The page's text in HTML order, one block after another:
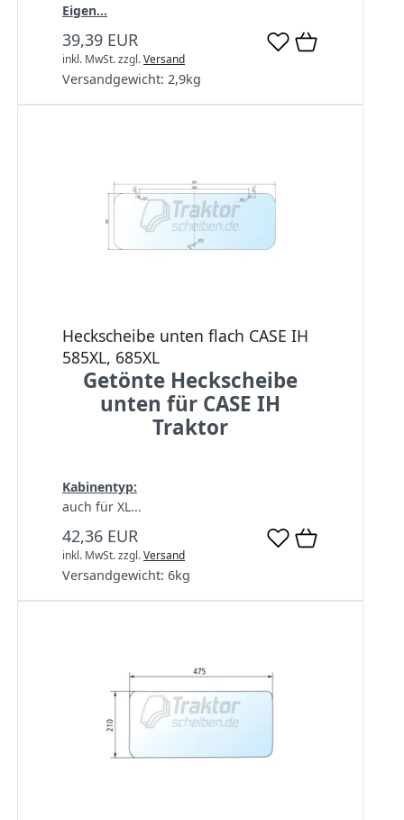
Eigen...
39,39 EUR
inkl. MwSt.zzgl.Versand
Versandgewicht: 2,9kg
Heckscheibe unten flach CASE IH
585XL, 685XL
Getönte Heckscheibe
unten für CASE IH
Traktor
Kabinentyp:
auch für XL...
42,36 EUR
inkl. MwSt.zzgl.Versand
Versandgewicht: 6kg